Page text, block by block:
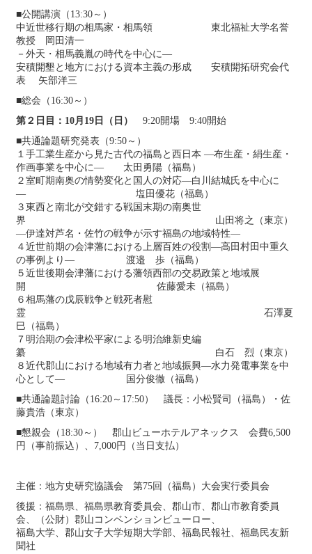
■公開講演（13:30～）
中近世移行期の相馬家・相馬領 東北福祉大学名誉
教授 岡田清一
－外天・相馬義胤の時代を中心に―
安積開墾と地方における資本主義の形成 安積開拓研究会代
表 矢部洋三
■総会（16:30～）
第２日目：10月19日（日）
9:20開場 9:40開始
■共通論題研究発表（9:50～）
１手工業生産から見た古代の福島と西日本 ―布生産・絹生産・
作画事業を中心に― 太田勇陽（福島）
２室町期南奥の情勢変化と国人の対応―白川結城氏を中心に
― 塩田優花（福島）
３東西と南北が交錯する戦国末期の南奥世
界 山田将之（東京）
―伊達対芦名・佐竹の戦争が示す福島の地域特性―
４近世前期の会津藩における上層百姓の役割―高田村田中重久
の事例より― 渡邉 歩（福島）
５近世後期会津藩における藩領西部の交易政策と地域展
開 佐藤愛未（福島）
６相馬藩の戊辰戦争と戦死者慰
霊 石澤夏
巳（福島）
７明治期の会津松平家による明治維新史編
纂 白石 烈（東京）
８近代郡山における地域有力者と地域振興―水力発電事業を中
心として― 国分俊徹（福島）
■共通論題討論（16:20～17:50） 議長：小松賢司（福島）・佐
藤貴浩（東京）
■懇親会（18:30～） 郡山ビューホテルアネックス 会費6,500
円（事前振込）、7,000円（当日支払）
主催：地方史研究協議会 第75回（福島）大会実行委員会
後援：福島県、福島県教育委員会、郡山市、郡山市教育委員
会、（公財）郡山コンベンションビューロー、
福島大学、郡山女子大学短期大学部、福島民報社、福島民友新
聞社